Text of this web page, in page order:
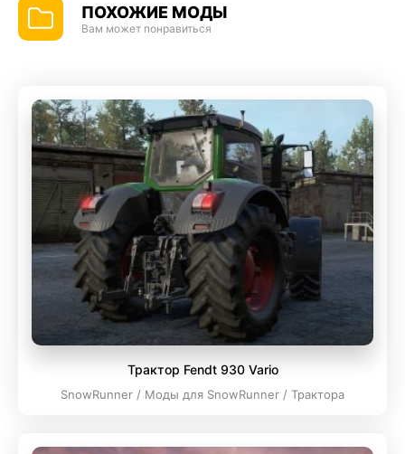
ПОХОЖИЕ МОДЫ
Вам может понравиться
Трактор Fendt 930 Vario
SnowRunner / Моды для SnowRunner / Трактора